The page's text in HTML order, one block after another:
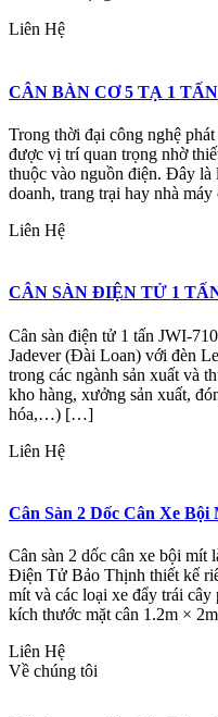
Liên Hệ
CÂN BÀN CƠ 5 TẠ 1 TẤN
Trong thời đại công nghệ
được vị trí quan trọng nhờ
thuộc vào nguồn điện. Đây
doanh, trang trại hay nhà
Liên Hệ
CÂN SÀN ĐIỆN TỬ 1
Cân sàn điện tử 1 tấn JWI-
Jadever (Đài Loan) với đèn
trong các ngành sản xuất và
kho hàng, xưởng sản xuất,
hóa,…) […]
Liên Hệ
Cân Sàn 2 Dốc Cân Xe Bội
Cân sàn 2 dốc cân xe bội mít
Điện Tử Bảo Thịnh thiết kế
mít và các loại xe đẩy trái
kích thước mặt cân 1.2m ×
Liên Hệ
Về chúng tôi